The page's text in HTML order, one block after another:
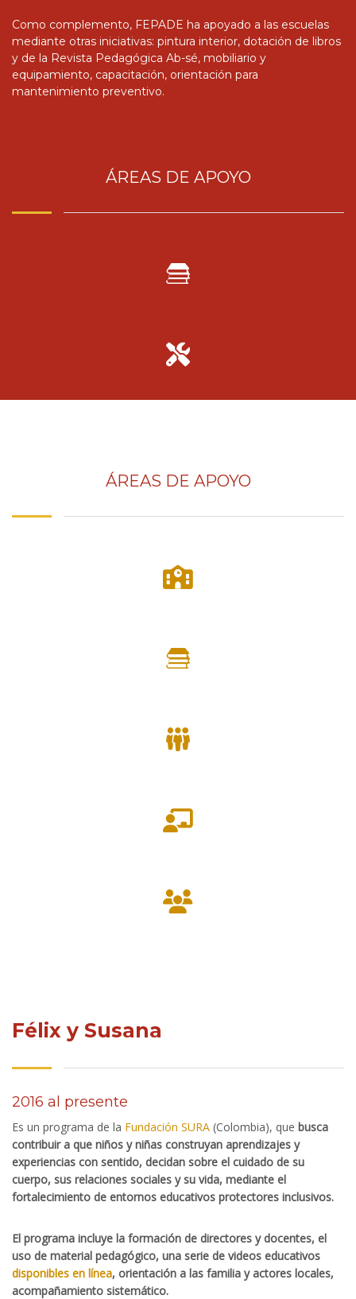
Como complemento, FEPADE ha apoyado a las escuelas
mediante otras iniciativas: pintura interior, dotación de libros
y de la Revista Pedagógica Ab-sé, mobiliario y
equipamiento, capacitación, orientación para
mantenimiento preventivo.
ÁREAS DE APOYO
ÁREAS DE APOYO
Félix y Susana
2016 al presente
Es un programa de la Fundación SURA (Colombia), que busca
contribuir a que niños y niñas construyan aprendizajes y
experiencias con sentido, decidan sobre el cuidado de su
cuerpo, sus relaciones sociales y su vida, mediante el
fortalecimiento de entornos educativos protectores inclusivos.
El programa incluye la formación de directores y docentes, el
uso de material pedagógico, una serie de videos educativos
disponibles en línea, orientación a las familia y actores locales,
acompañamiento sistemático.